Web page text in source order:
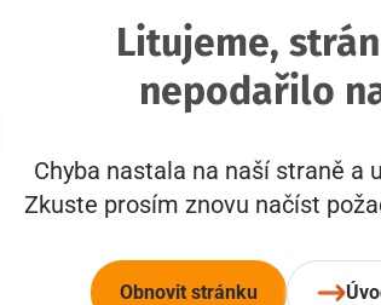
Litujeme,
nepodařilo
Chyba nastala na naší straně a
Zkuste prosím znovu načíst
Obnovit stránku